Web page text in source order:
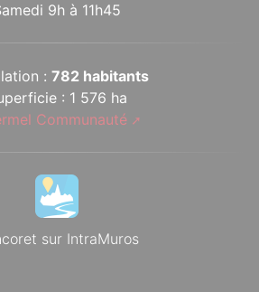
9h à 11h45
: 782 habitants
: 1 576 ha
Communauté
sur IntraMuros